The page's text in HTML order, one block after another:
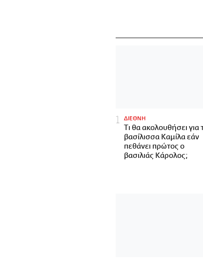
ΔΙΕΘΝΗ
Τι θα ακολουθήσει για
βασίλισσα Καμίλα εάν
πεθάνει πρώτος ο
βασιλιάς Κάρολος;